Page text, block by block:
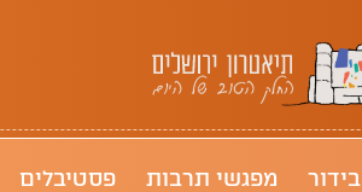
בידור מפגשי תרבות פסטיבלים